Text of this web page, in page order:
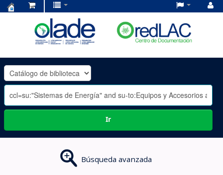
OLADE
-
Ir
Búsqueda avanzada